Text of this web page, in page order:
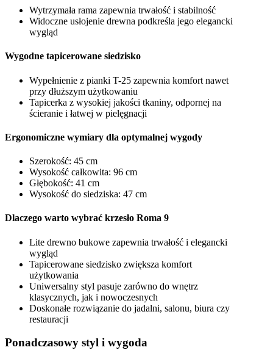
Wytrzymała rama zapewnia trwałość i stabilność
Widoczne usłojenie drewna podkreśla jego elegancki
wygląd
Wygodne tapicerowane siedzisko
Wypełnienie z pianki T-25 zapewnia komfort nawet
przy dłuższym użytkowaniu
Tapicerka z wysokiej jakości tkaniny, odpornej na
ścieranie i łatwej w pielęgnacji
Ergonomiczne wymiary dla optymalnej wygody
Szerokość: 45 cm
Wysokość całkowita: 96 cm
Głębokość: 41 cm
Wysokość do siedziska: 47 cm
Dlaczego warto wybrać krzesło Roma 9
Lite drewno bukowe zapewnia trwałość i elegancki
wygląd
Tapicerowane siedzisko zwiększa komfort
użytkowania
Uniwersalny styl pasuje zarówno do wnętrz
klasycznych, jak i nowoczesnych
Doskonałe rozwiązanie do jadalni, salonu, biura czy
restauracji
Ponadczasowy styl i wygoda